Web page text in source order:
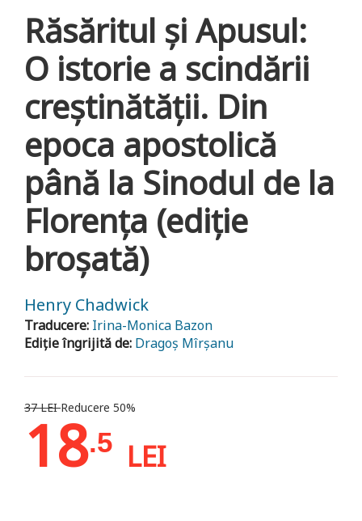
Răsăritul și Apusul:
O istorie a scindării
creștinătății. Din
epoca apostolică
până la Sinodul de la
Florența (ediție
broșată)
Henry Chadwick
Traducere: Irina-Monica Bazon
Ediție îngrijită de: Dragoș Mîrșanu
37 LEIReducere 50%
18.5 LEI